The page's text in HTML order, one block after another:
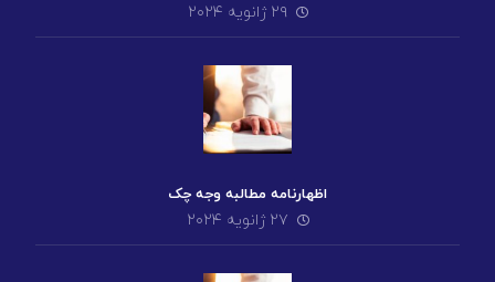
۲۹ ژانویه ۲۰۲۴
اظهارنامه مطالبه وجه چک
۲۷ ژانویه ۲۰۲۴